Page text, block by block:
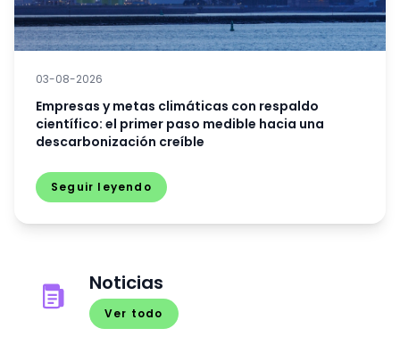
03-08-2026
Empresas y metas climáticas con respaldo
científico: el primer paso medible hacia una
descarbonización creíble
Seguir leyendo
Noticias
Ver todo